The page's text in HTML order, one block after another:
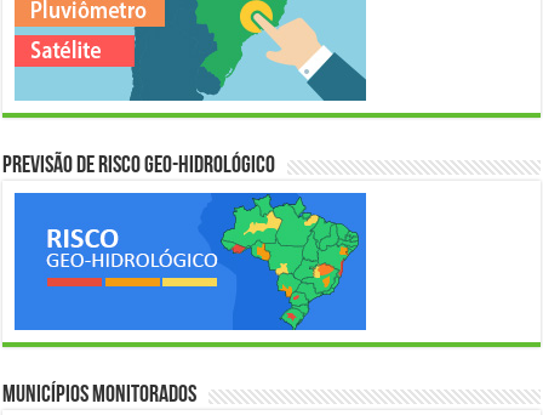
Previsão de Risco Geo-Hidrológico
Municípios Monitorados